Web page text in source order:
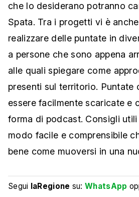
che lo desiderano potranno
Spata. Tra i progetti vi è
realizzare delle puntate in
a persone che sono appena
alle quali spiegare come
presenti sul territorio. Puntate
essere facilmente scaricate e
forma di podcast. Consigli
modo facile e comprensibile
bene come muoversi in una
Segui laRegione su:WhatsApp